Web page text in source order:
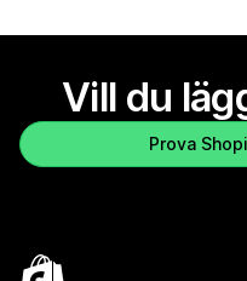
Vill du
Prova